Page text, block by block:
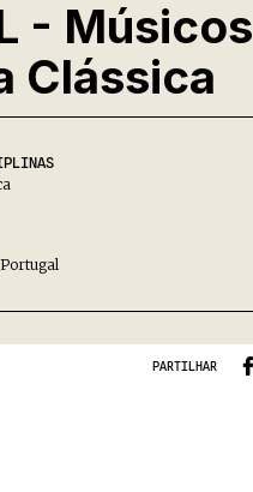
- Músicos
Clássica
Portugal
PARTILHAR